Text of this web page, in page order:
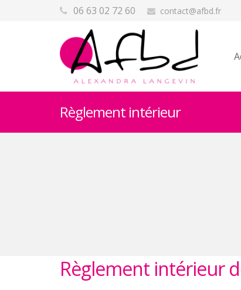
06 63 02 72 60 contact@afbd.fr
Règlement intérieur
Règlement intérieur